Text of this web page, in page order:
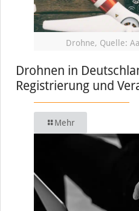
Drohne, Quelle:
Drohnen in
Registrierung und
Mehr